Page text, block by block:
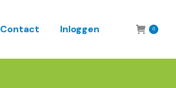
Contact Inloggen 0